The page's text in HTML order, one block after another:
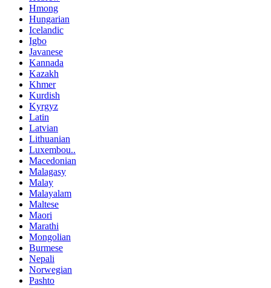
Hmong
Hungarian
Icelandic
Igbo
Javanese
Kannada
Kazakh
Khmer
Kurdish
Kyrgyz
Latin
Latvian
Lithuanian
Luxembou..
Macedonian
Malagasy
Malay
Malayalam
Maltese
Maori
Marathi
Mongolian
Burmese
Nepali
Norwegian
Pashto